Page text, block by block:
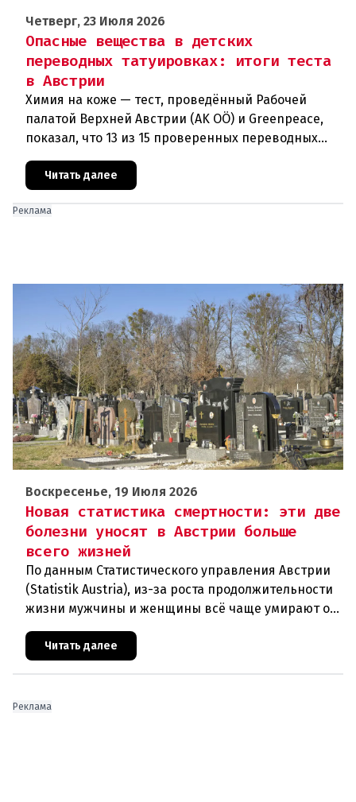
Четверг, 23 Июля 2026
Опасные вещества в детских
переводных татуировках: итоги теста
в Австрии
Химия на коже — тест, проведённый Рабочей
палатой Верхней Австрии (AK OÖ) и Greenpeace,
показал, что 13 из 15 проверенных переводных
использованию из-за содержа
Читать далее
Реклама
Воскресенье, 19 Июля 2026
Новая статистика смертности: эти две
болезни уносят в Австрии больше
всего жизней
По данным Статистического управления Австрии
(Statistik Austria), из-за роста продолжительности
жизни мужчины и женщины всё чаще умирают от
Австрии скончались
Читать далее
Реклама